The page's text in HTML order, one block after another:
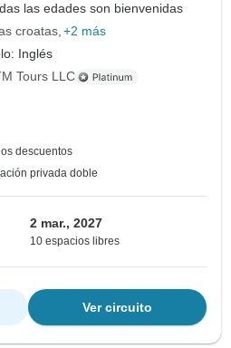
las edades son bienvenidas
croatas +2 más
Inglés
Tours LLC
descuentos
privada doble
2 mar., 2027
10 espacios libres
Ver circuito